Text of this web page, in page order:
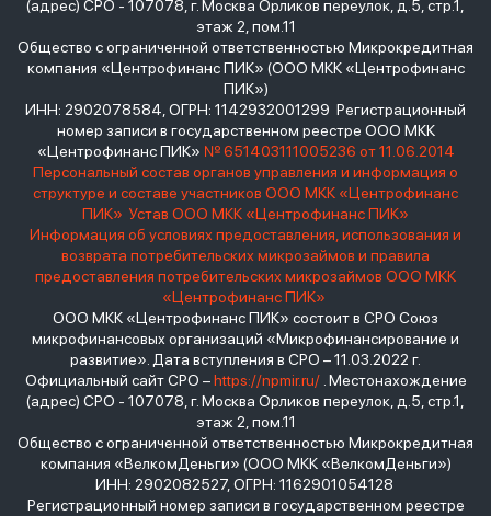
(адрес) СРО - 107078, г. Москва Орликов переулок, д.5, стр.1,
этаж 2, пом.11
Общество с ограниченной ответственностью Микрокредитная
компания «Центрофинанс ПИК» (ООО МКК «Центрофинанс
ПИК»)
ИНН: 2902078584, ОГРН: 1142932001299 Регистрационный
номер записи в государственном реестре ООО МКК
«Центрофинанс ПИК» № 651403111005236 от 11.06.2014
Персональный состав органов управления и информация о
структуре и составе участников ООО МКК «Центрофинанс
ПИК» Устав ООО МКК «Центрофинанс ПИК»
Информация об условиях предоставления, использования и
возврата потребительских микрозаймов и правила
предоставления потребительских микрозаймов ООО МКК
«Центрофинанс ПИК»
ООО МКК «Центрофинанс ПИК» состоит в СРО Союз
микрофинансовых организаций «Микрофинансирование и
развитие». Дата вступления в СРО – 11.03.2022 г.
Официальный сайт СРО –https://npmir.ru/. Местонахождение
(адрес) СРО - 107078, г. Москва Орликов переулок, д.5, стр.1,
этаж 2, пом.11
Общество с ограниченной ответственностью Микрокредитная
компания «ВелкомДеньги» (ООО МКК «ВелкомДеньги»)
ИНН: 2902082527, ОГРН: 1162901054128
Регистрационный номер записи в государственном реестре